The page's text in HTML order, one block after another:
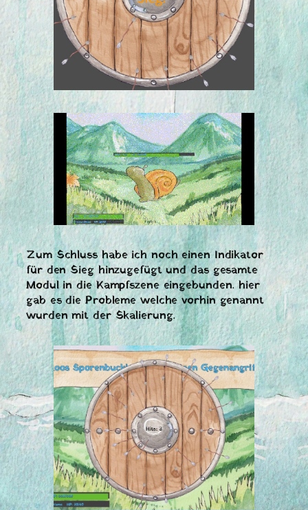
Zum Schluss habe ich noch einen Indikator
für den Sieg hinzugefügt und das gesamte
Modul in die Kampfszene eingebunden. hier
gab es die Probleme welche vorhin genannt
wurden mit der Skalierung.